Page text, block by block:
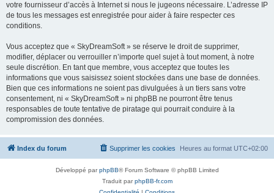
votre fournisseur d’accès à Internet si nous le jugeons nécessaire. L’adresse IP
de tous les messages est enregistrée pour aider à faire respecter ces
conditions.
Vous acceptez que « SkyDreamSoft » se réserve le droit de supprimer,
modifier, déplacer ou verrouiller n’importe quel sujet à tout moment, à notre
seule discrétion. En tant que membre, vous acceptez que toutes les
informations que vous saisissez soient stockées dans une base de données.
Bien que ces informations ne soient pas divulguées à un tiers sans votre
consentement, ni « SkyDreamSoft » ni phpBB ne pourront être tenus
responsables de toute tentative de piratage qui pourrait conduire à la
compromission des données.
Index du forum Heures au format UTC+02:00
Supprimer les cookies
Développé parphpBB® Forum Software © phpBB Limited
Traduit parphpBB-fr.com